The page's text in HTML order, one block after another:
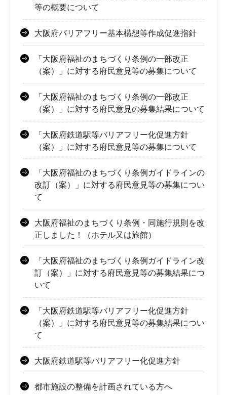
等の概要について
大阪府バリアフリー基本構想等作成促進指針
「大阪府福祉のまちづくり条例の一部改正
（案）」に対する府民意見等の募集について
「大阪府福祉のまちづくり条例の一部改正
（案）」に対する府民意見の募集結果について
「大阪府鉄道駅等バリアフリー化促進方針
（案）」に対する府民意見等の募集について
「大阪府福祉のまちづくり条例ガイドラインの
改訂（案）」に対する府民意見等の募集につい
て
大阪府福祉のまちづくり条例・同施行規則を改
正しました！（ホテル又は旅館）
「大阪府福祉のまちづくり条例ガイドライン改
訂（案）」に対する府民意見等の募集結果につ
いて
「大阪府鉄道駅等バリアフリー化促進方針
（案）」に対する府民意見等の募集結果につい
て
大阪府鉄道駅等バリアフリー化促進方針
都市施設の整備を計画されている方へ